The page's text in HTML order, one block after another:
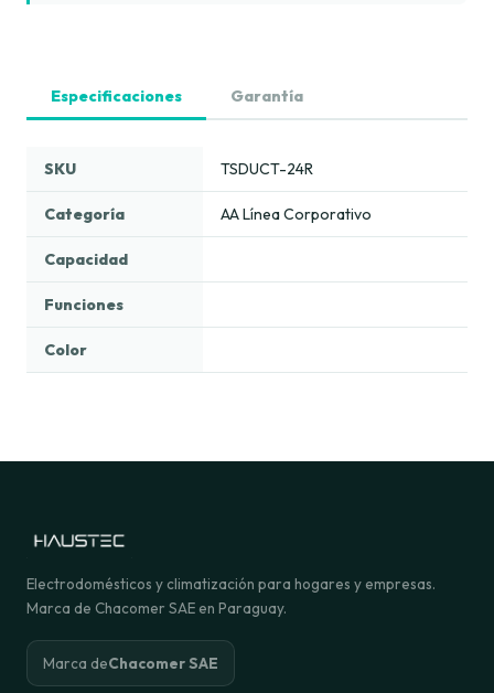
Especificaciones Garantía
SKU TSDUCT-24R
Categoría AA Línea Corporativo
Capacidad
Funciones
Color
Electrodomésticos y climatización para hogares y empresas.
Marca de Chacomer SAE en Paraguay.
Marca deChacomer SAE